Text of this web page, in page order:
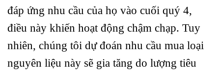
đáp ứng nhu cầu của họ vào cuối quý 4,
điều này khiến hoạt động chậm chạp. Tuy
nhiên, chúng tôi dự đoán nhu cầu mua loại
nguyên liệu này sẽ gia tăng do lượng tiêu